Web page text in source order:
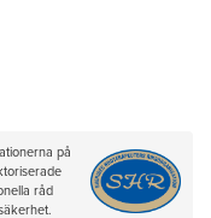
på
råd